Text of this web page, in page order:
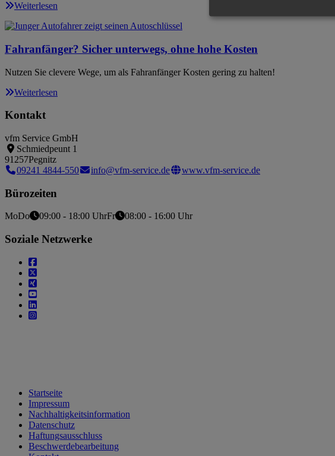
Weiterlesen
Fahranfänger? Sicher unterwegs, ohne hohe Kosten
Nutzen Sie clevere Wege, um als Fahranfänger Kosten gering zu halten!
Weiterlesen
Kontakt
vfm Service GmbH
Schmiedpeunt 1
91257Pegnitz
09241 4844-550
info@vfm-service.de www.vfm-service.de
Bürozeiten
MoDo 09:00 - 18:00 UhrFr 08:00 - 16:00 Uhr
Soziale Netzwerke
Startseite
Impressum
Nachhaltigkeitsinformation
Datenschutz
Haftungsausschluss
Beschwerdebearbeitung